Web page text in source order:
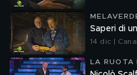
Saperi di
14 dic |
LA RUOTA